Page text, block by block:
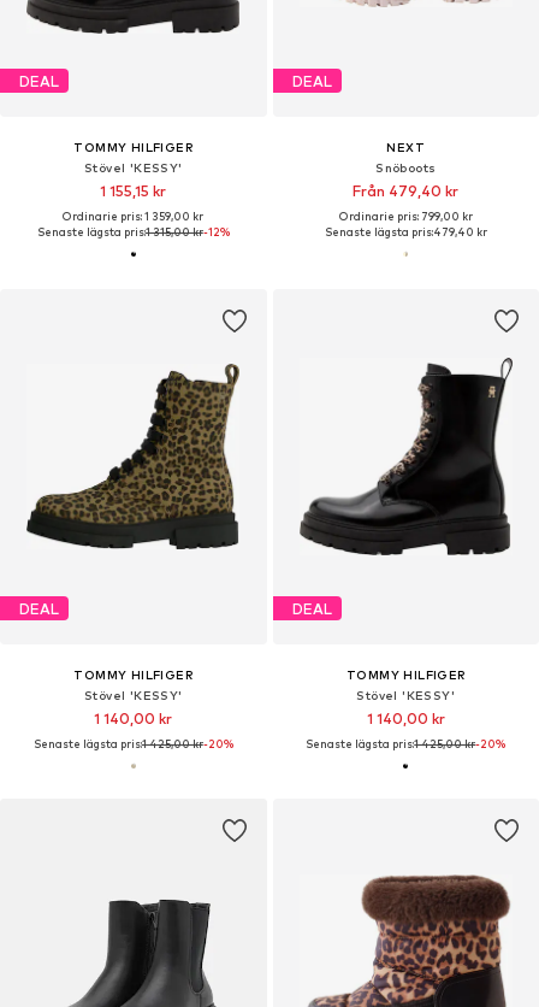
DEAL
TOMMY HILFIGER
Stövel 'KESSY'
1 155,15 kr
Ordinarie pris: 1 359,00 kr
Senaste lägsta pris:1 315,00 kr-12%
DEAL
NEXT
Snöboots
Från 479,40 kr
Ordinarie pris: 799,00 kr
Senaste lägsta pris:479,40 kr
DEAL
TOMMY HILFIGER
Stövel 'KESSY'
1 140,00 kr
Senaste lägsta pris:1 425,00 kr-20%
DEAL
TOMMY HILFIGER
Stövel 'KESSY'
1 140,00 kr
Senaste lägsta pris:1 425,00 kr-20%